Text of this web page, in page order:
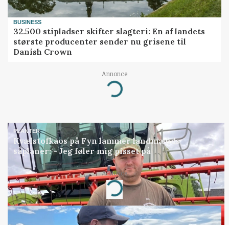
BUSINESS
32.500 stipladser skifter slagteri: En af landets
største producenter sender nu grisene til
Danish Crown
Annonce
Loading...
PLANTER
Kvælstofkaos på Fyn lammer landmænds
såplaner: - Jeg føler mig pisset på
Annonce
Loading...